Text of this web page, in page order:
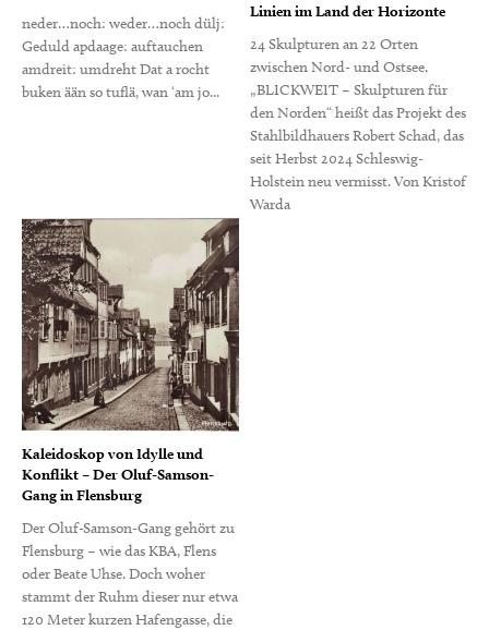
neder…noch: weder…noch dülj:
Geduld apdaage: auftauchen
amdreit: umdreht Dat a rocht
buken ään so tuflä, wan ‘am jo...
Linien im Land der Horizonte
24 Skulpturen an 22 Orten
zwischen Nord- und Ostsee.
„BLICKWEIT – Skulpturen für
den Norden“ heißt das Projekt des
Stahlbildhauers Robert Schad, das
seit Herbst 2024 Schleswig-
Holstein neu vermisst. Von Kristof
Warda
Kaleidoskop von Idylle und
Konflikt – Der Oluf-Samson-
Gang in Flensburg
Der Oluf-Samson-Gang gehört zu
Flensburg – wie das KBA, Flens
oder Beate Uhse. Doch woher
stammt der Ruhm dieser nur etwa
120 Meter kurzen Hafengasse, die